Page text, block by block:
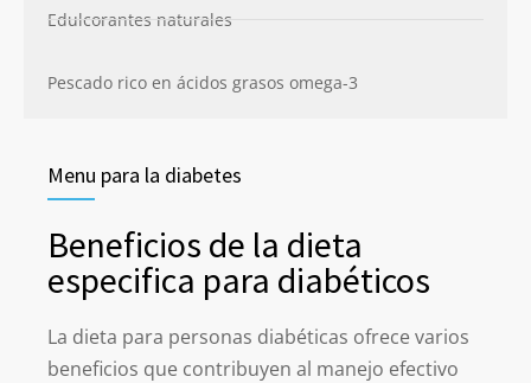
Edulcorantes naturales
Pescado rico en ácidos grasos omega-3
Menu para la diabetes
Beneficios de la dieta
especifica para diabéticos
La dieta para personas diabéticas ofrece varios
beneficios que contribuyen al manejo efectivo